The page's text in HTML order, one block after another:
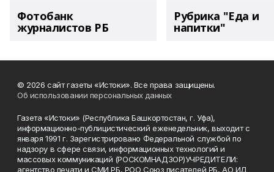
Фотобанк
журналистов РБ
Рубрика "Еда и
напитки"
© 2026 сайт газеты «Истоки». Все права защищены.
Об использовании персональных данных
Газета «Истоки» (Республика Башкортостан, г. Уфа),
информационно-публицистический еженедельник, выходит с
января 1991 г. Зарегистрировано Федеральной службой по
надзору в сфере связи, информационных технологий и
массовых коммуникаций (РОСКОМНАДЗОР)УЧРЕДИТЕЛИ:
агентство печати и СМИ РБ, РОО Союз писателей РБ, АО ИД